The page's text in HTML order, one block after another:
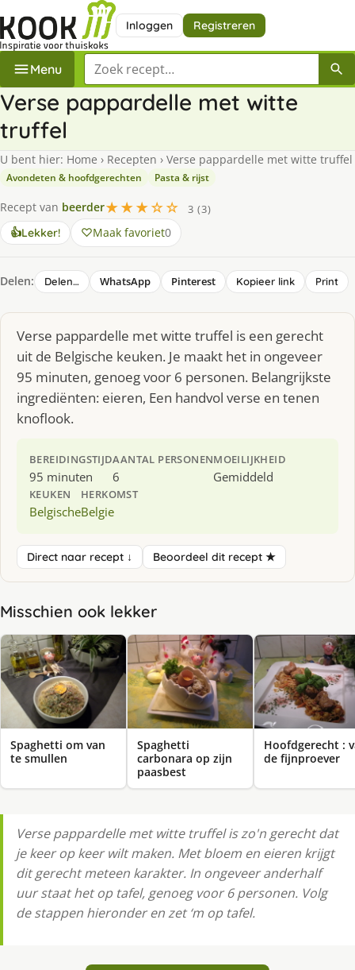
Inloggen Registreren
Menu Zoek een recept
Verse pappardelle met witte
truffel
U bent hier: Home › Recepten › Verse pappardelle met witte truffel
Avondeten & hoofdgerechten Pasta & rijst
Recept van beerder★★★☆☆
3 (3)
👍Lekker! Maak favoriet0
Delen: Delen… WhatsApp Pinterest Kopieer link Print
Verse pappardelle met witte truffel is een gerecht
uit de Belgische keuken. Je maakt het in ongeveer
95 minuten, genoeg voor 6 personen. Belangrijkste
ingrediënten: eieren, Een handvol verse en tenen
knoflook.
BEREIDINGSTIJD
95 minuten
AANTAL PERSONEN
6
MOEILIJKHEID
Gemiddeld
KEUKEN
Belgische
HERKOMST
Belgie
Direct naar recept ↓ Beoordeel dit recept ★
Misschien ook lekker
Spaghetti om van
te smullen
Spaghetti
carbonara op zijn
paasbest
Hoofdgerecht :
de fijnproever
Verse pappardelle met witte truffel is zo'n gerecht dat
je keer op keer wilt maken. Met bloem en eieren krijgt
dit gerecht meteen karakter. In ongeveer anderhalf
uur staat het op tafel, genoeg voor 6 personen. Volg
de stappen hieronder en zet ‘m op tafel.